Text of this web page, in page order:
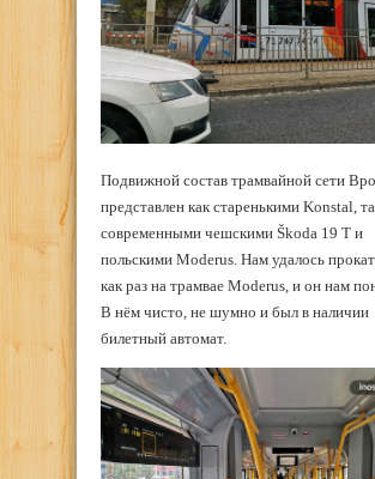
Подвижной состав трамвайной сети
представлен как старенькими Konstal,
современными чешскими Škoda 19 T и
польскими Moderus. Нам удалось
как раз на трамвае Moderus, и он нам
В нём чисто, не шумно и был в наличии
билетный автомат.